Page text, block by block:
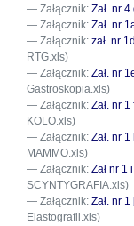
Załącznik: Zał. nr
Załącznik: Zał. nr
Załącznik: zał. nr
RTG.xls)
Załącznik: Zał. nr
Gastroskopia.xls)
Załącznik: Zał. nr
KOLO.xls)
Załącznik: Zał. nr
MAMMO.xls)
Załącznik: Zał nr 1
SCYNTYGRAFIA.xls)
Załącznik: Zał. nr
Elastografii.xls)